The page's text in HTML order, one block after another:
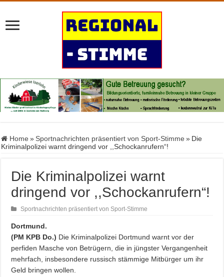
Home » Sportnachrichten präsentiert von Sport-Stimme » Die
Kriminalpolizei warnt dringend vor ,,Schockanrufern“!
Die Kriminalpolizei warnt
dringend vor ,,Schockanrufern“!
Sportnachrichten präsentiert von Sport-Stimme
Dortmund.
(PM KPB Do.) Die Kriminalpolizei Dortmund warnt vor der
perfiden Masche von Betrügern, die in jüngster Vergangenheit
mehrfach, insbesondere russisch stämmige Mitbürger um ihr
Geld bringen wollen.